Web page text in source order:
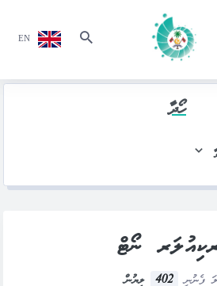
EN
ހޯދާ
ނޯޓް
ފެނުނީ 402 ލިޔުން